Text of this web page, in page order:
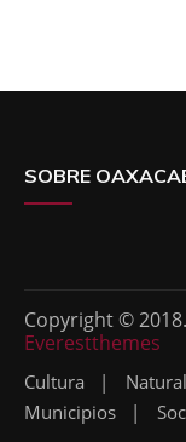
SOBRE
Copyright ©
Everestthemes
Cultura
Municipios